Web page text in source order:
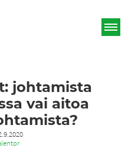
johtamista
vai aitoa